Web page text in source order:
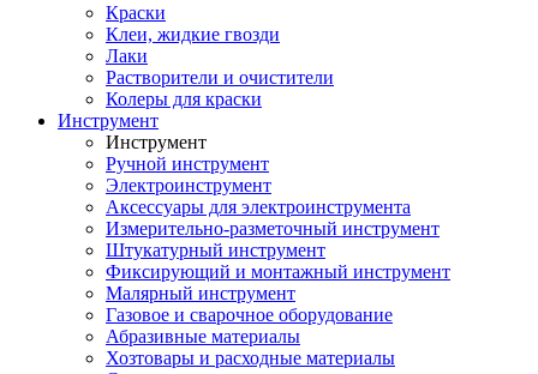
Краски
Клеи, жидкие гвозди
Лаки
Растворители и очистители
Колеры для краски
Инструмент
Инструмент
Ручной инструмент
Электроинструмент
Аксессуары для электроинструмента
Измерительно-разметочный инструмент
Штукатурный инструмент
Фиксирующий и монтажный инструмент
Малярный инструмент
Газовое и сварочное оборудование
Абразивные материалы
Хозтовары и расходные материалы